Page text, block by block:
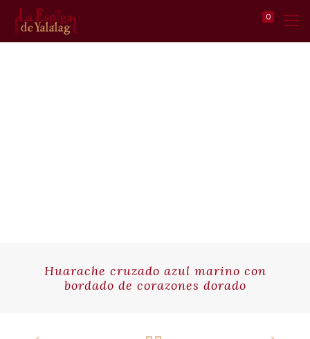
0
Huarache cruzado azul marino con
bordado de corazones dorado